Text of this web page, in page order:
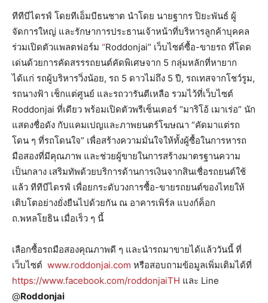
ทีทีบีไดรฟ์ โดยทีเอ็มบีธนชาต นำโดย นายฐากร ปิยะพันธ์ ผู้
จัดการใหญ่ และรักษาการประธานเจ้าหน้าที่บริหารลูกค้าบุคคล
ร่วมเปิดตัวแพลตฟอร์ม “Roddonjai” เว็บไซต์ซื้อ-ขายรถ ที่โดด
เด่นด้วยการคัดสรรรถยนต์คัดพิเศษจาก 5 กลุ่มหลักที่หายาก
ได้แก่ รถผู้บริหารวิ่งน้อย, รถ 5 ดาวไม่ถึง 5 ปี, รถเทสจากโชว์รูม,
รถนางฟ้า เช็กแต่ศูนย์ และรถวารันตีเหลือ รวมไว้ที่เว็บไซต์
Roddonjai ที่เดียว พร้อมเปิดตัวพรีเซ็นเตอร์ “มาริโอ้ เมาเร่อ” นัก
แสดงชื่อดัง กับแคมเปญและภาพยนตร์โฆษณา “คัดมาแต่รถ
โดน ๆ ที่รถโดนใจ” เพื่อสร้างความมั่นใจให้ทั้งผู้ซื้อในการหารถ
มือสองที่มีคุณภาพ และช่วยผู้ขายในการสร้างมาตรฐานความ
เป็นกลาง เสริมทัพด้วยบริการด้านการเงินจากสินเชื่อรถยนต์ใช้
แล้ว ทีทีบีไดรฟ์ เพื่อยกระดับวงการซื้อ-ขายรถยนต์ของไทยให้
เติบโตอย่างยั่งยืนไปด้วยกัน ณ อาคารเพิร์ล แบงก์ค็อก
ถ.พหลโยธิน เมื่อเร็ว ๆ นี้
เลือกซื้อรถมือสองคุณภาพดี ๆ และนำรถมาขายได้แล้ววันนี้ ที่
เว็บไซต์ www.roddonjai.com หรือสอบถามข้อมูลเพิ่มเติมได้ที่
https://www.facebook.com/roddonjaiTH และ Line
@Roddonjai